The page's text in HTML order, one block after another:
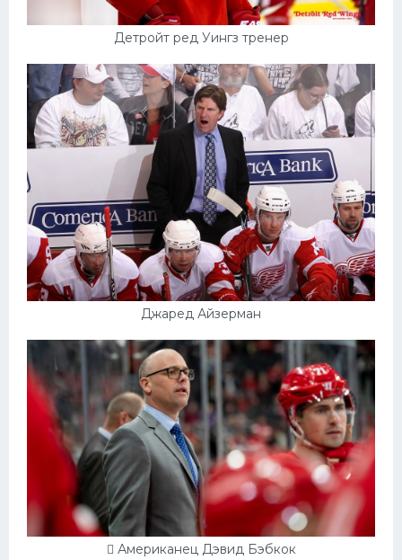
Детройт ред Уингз тренер
Джаред Айзерман
 Американец Дэвид Бэбкок